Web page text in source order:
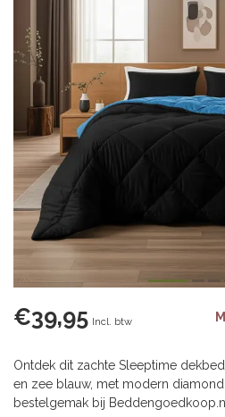
€39,95 Incl. btw
Ontdek dit zachte Sleeptime
en zee blauw, met modern
bestelgemak bij Beddengoedkoop.nl